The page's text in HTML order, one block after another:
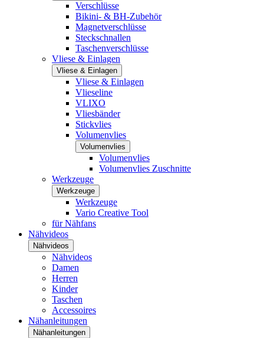
Verschlüsse
Bikini- & BH-Zubehör
Magnetverschlüsse
Steckschnallen
Taschenverschlüsse
Vliese & Einlagen
Vliese & Einlagen
Vliese & Einlagen
Vlieseline
VLIXO
Vliesbänder
Stickvlies
Volumenvlies
Volumenvlies
Volumenvlies
Volumenvlies Zuschnitte
Werkzeuge
Werkzeuge
Werkzeuge
Vario Creative Tool
für Nähfans
Nähvideos
Nähvideos
Nähvideos
Damen
Herren
Kinder
Taschen
Accessoires
Nähanleitungen
Nähanleitungen